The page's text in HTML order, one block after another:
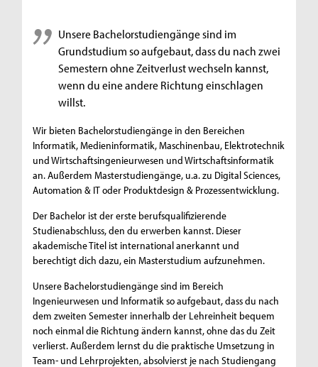
Unsere Bachelorstudiengänge sind im
Grundstudium so aufgebaut, dass du nach zwei
Semestern ohne Zeitverlust wechseln kannst,
wenn du eine andere Richtung einschlagen
willst.
Wir bieten Bachelorstudiengänge in den Bereichen
Informatik, Medieninformatik, Maschinenbau, Elektrotechnik
und Wirtschaftsingenieurwesen und Wirtschaftsinformatik
an. Außerdem Masterstudiengänge, u.a. zu Digital Sciences,
Automation & IT oder Produktdesign & Prozessentwicklung.
Der Bachelor ist der erste berufsqualifizierende
Studienabschluss, den du erwerben kannst. Dieser
akademische Titel ist international anerkannt und
berechtigt dich dazu, ein Masterstudium aufzunehmen.
Unsere Bachelorstudiengänge sind im Bereich
Ingenieurwesen und Informatik so aufgebaut, dass du nach
dem zweiten Semester innerhalb der Lehreinheit bequem
noch einmal die Richtung ändern kannst, ohne das du Zeit
verlierst. Außerdem lernst du die praktische Umsetzung in
Team- und Lehrprojekten, absolvierst je nach Studiengang